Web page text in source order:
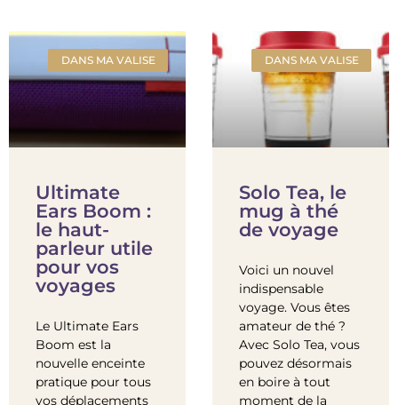
DANS MA VALISE
Ultimate
Ears Boom :
le haut-
parleur utile
pour vos
voyages
Le Ultimate Ears
Boom est la
nouvelle enceinte
pratique pour tous
vos déplacements
DANS MA VALISE
Solo Tea, le
mug à thé
de voyage
Voici un nouvel
indispensable
voyage. Vous êtes
amateur de thé ?
Avec Solo Tea, vous
pouvez désormais
en boire à tout
moment de la